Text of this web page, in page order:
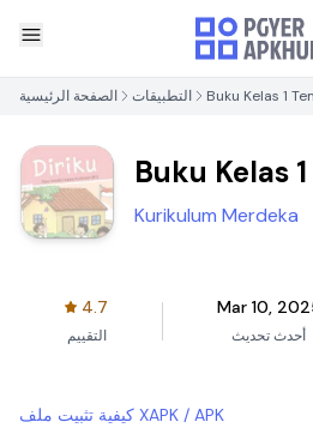
الصفحة الرئيسية التطبيقات Buku Kelas 1
Buku Kelas 1
Kurikulum Merdeka
4.7
التقييم
Mar 10,
أحدث تحديث
كيفية تثبيت ملف XAPK / APK